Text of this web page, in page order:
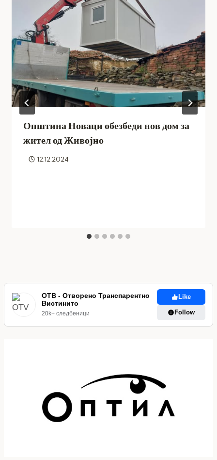
Општина Новаци обезбеди нов дом за
жител од Живојно
12.12.2024
ОТВ - Отворено Транспарентно
Вистинито
20k+ следбеници
Like
Follow